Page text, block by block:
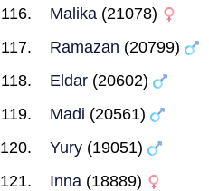
Malika (21078)
Ramazan (20799)
Eldar (20602)
Madi (20561)
Yury (19051)
Inna (18889)